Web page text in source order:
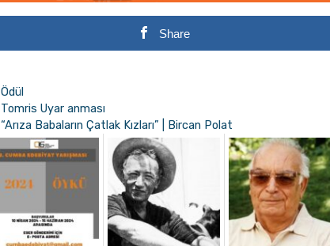
Share
Kategoriler
Ödül
Tomris Uyar anması
“Arıza Babaların Çatlak Kızları” | Bircan Polat